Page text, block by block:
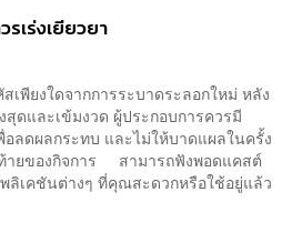
รเร่งเยียวยา
เพียงใดจากการระบาดระลอกใหม่ หลัง
ดและเข้มงวด ผู้ประกอบการควรมี
อลดผลกระทบ และไม่ให้บาดแผลในครั้ง
ายของกิจการ สามารถฟังพอดแคสต์
ลิเคชันต่างๆ ที่คุณสะดวกหรือใช้อยู่แล้ว